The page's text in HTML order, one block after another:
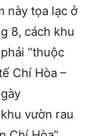
này tọa lạc ở
8, cách khu
“thuộc
Chí Hòa –
vườn rau